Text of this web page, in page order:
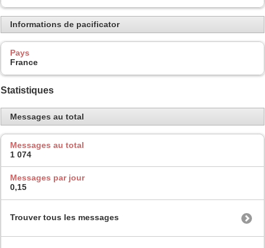
Informations de pacificator
Pays
France
Statistiques
Messages au total
Messages au total
1 074
Messages par jour
0,15
Trouver tous les messages